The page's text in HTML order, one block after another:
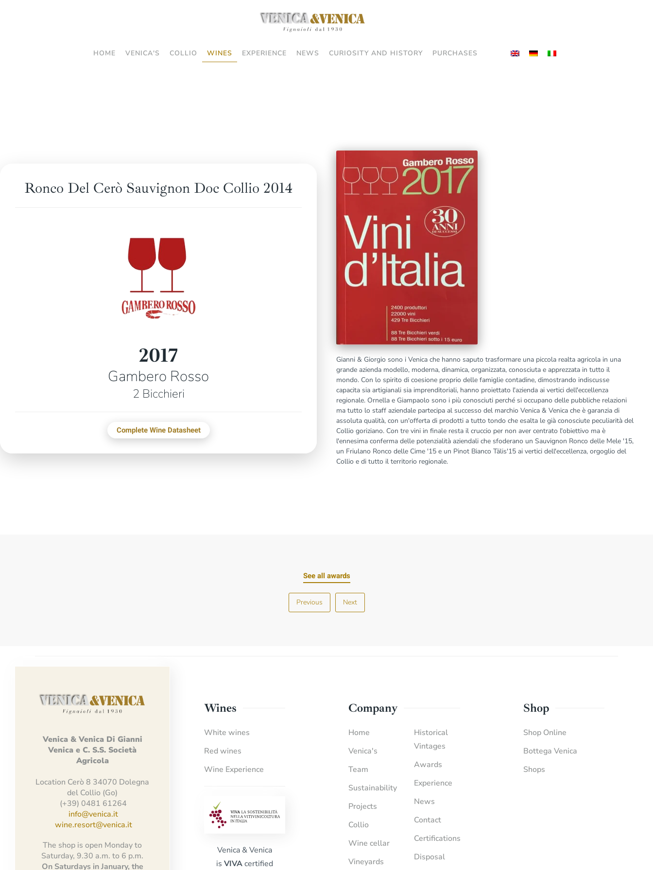
HOME VENICA'S COLLIO WINES EXPERIENCE NEWS CURIOSITY AND HISTORY PURCHASES
Ronco Del Cerò Sauvignon Doc Collio 2014
2017
Gambero Rosso
2 Bicchieri
Complete Wine Datasheet
Gianni & Giorgio sono i Venica che hanno saputo trasformare una piccola realta agricola in una
grande azienda modello, moderna, dinamica, organizzata, conosciuta e apprezzata in tutto il
mondo. Con lo spirito di coesione proprio delle famiglie contadine, dimostrando indiscusse
capacita sia artigianali sia imprenditoriali, hanno proiettato l'azienda ai vertici dell'eccellenza
regionale. Ornella e Giampaolo sono i più conosciuti perché si occupano delle pubbliche relazioni
ma tutto lo staff aziendale partecipa al successo del marchio Venica & Venica che è garanzia di
assoluta qualità, con un'offerta di prodotti a tutto tondo che esalta le già conosciute peculiarità del
Collio goriziano. Con tre vini in finale resta il cruccio per non aver centrato l'obiettivo ma è
l'ennesima conferma delle potenzialità aziendali che sfoderano un Sauvignon Ronco delle Mele '15,
un Friulano Ronco delle Cime '15 e un Pinot Bianco Tälis'15 ai vertici dell'eccellenza, orgoglio del
Collio e di tutto il territorio regionale.
See all awards
Previous Next
Venica &Venica Di Gianni
VenicaeC. S.S. Società
Agricola
Location Cerò 8 34070 Dolegna
del Collio (Go)
(+39) 0481 61264
info@venica.it
wine.resort@venica.it
The shop is open Monday to
Saturday, 9.30 a.m. to 6 p.m.
On Saturdays in January, the
Wines
White wines
Red wines
Wine Experience
Venica & Venica
isVIVAcertified
Company
Home
Venica's
Team
Sustainability
Projects
Collio
Wine cellar
Vineyards
Historical
Vintages
Awards
Experience
News
Contact
Certifications
Disposal
Shop
Shop Online
Bottega Venica
Shops